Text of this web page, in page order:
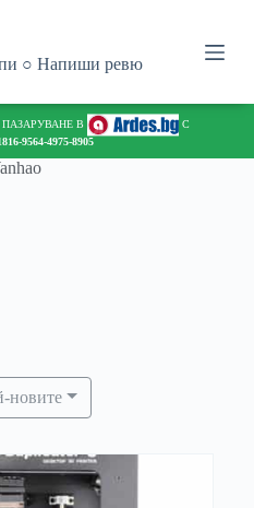
○ Напиши ревю
В
С
9564-4975-8905
новите